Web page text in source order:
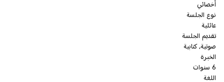
أخصائي
نوع الجلسة
عائلية
تقديم الجلسة
صوتية, كتابية
الخبرة
6 سنوات
اللغة